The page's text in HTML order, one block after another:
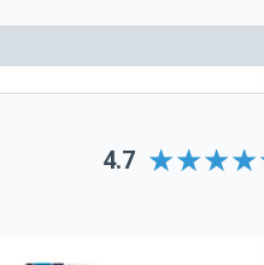
4.7